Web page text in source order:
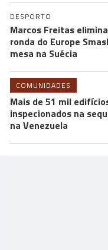
DESPORTO
Marcos Freitas
ronda do Europe
mesa na Suécia
COMUNIDADES
Mais de 51 mil
inspecionados na
na Venezuela